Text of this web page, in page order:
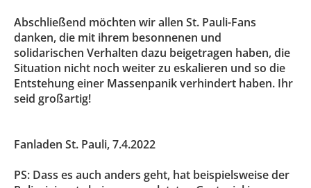
Abschließend möchten wir allen St. Pauli-Fans
danken, die mit ihrem besonnenen und
solidarischen Verhalten dazu beigetragen haben, die
Situation nicht noch weiter zu eskalieren und so die
Entstehung einer Massenpanik verhindert haben. Ihr
seid großartig!
Fanladen St. Pauli, 7.4.2022
PS: Dass es auch anders geht, hat beispielsweise der